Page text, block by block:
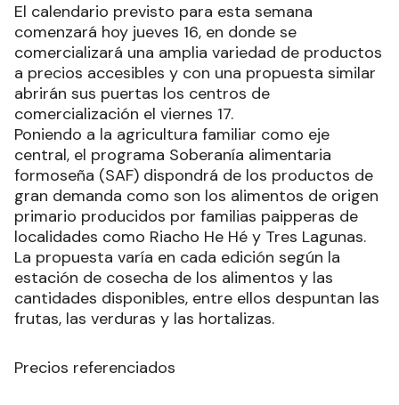
El calendario previsto para esta semana
comenzará hoy jueves 16, en donde se
comercializará una amplia variedad de productos
a precios accesibles y con una propuesta similar
abrirán sus puertas los centros de
comercialización el viernes 17.
Poniendo a la agricultura familiar como eje
central, el programa Soberanía alimentaria
formoseña (SAF) dispondrá de los productos de
gran demanda como son los alimentos de origen
primario producidos por familias paipperas de
localidades como Riacho He Hé y Tres Lagunas.
La propuesta varía en cada edición según la
estación de cosecha de los alimentos y las
cantidades disponibles, entre ellos despuntan las
frutas, las verduras y las hortalizas.
Precios referenciados